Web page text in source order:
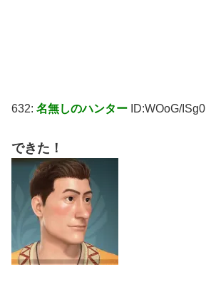
632: 名無しのハンター ID:WOoG/ISg0
できた！